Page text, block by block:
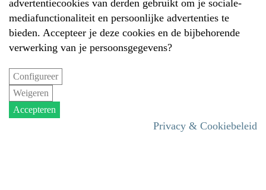
advertentiecookies van derden gebruikt om je sociale-
mediafunctionaliteit en persoonlijke advertenties te
bieden. Accepteer je deze cookies en de bijbehorende
verwerking van je persoonsgegevens?
Configureer
Weigeren
Accepteren
Privacy & Cookiebeleid